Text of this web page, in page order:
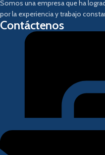
Somos una empresa que ha
por la experiencia y trabajo
Contáctenos